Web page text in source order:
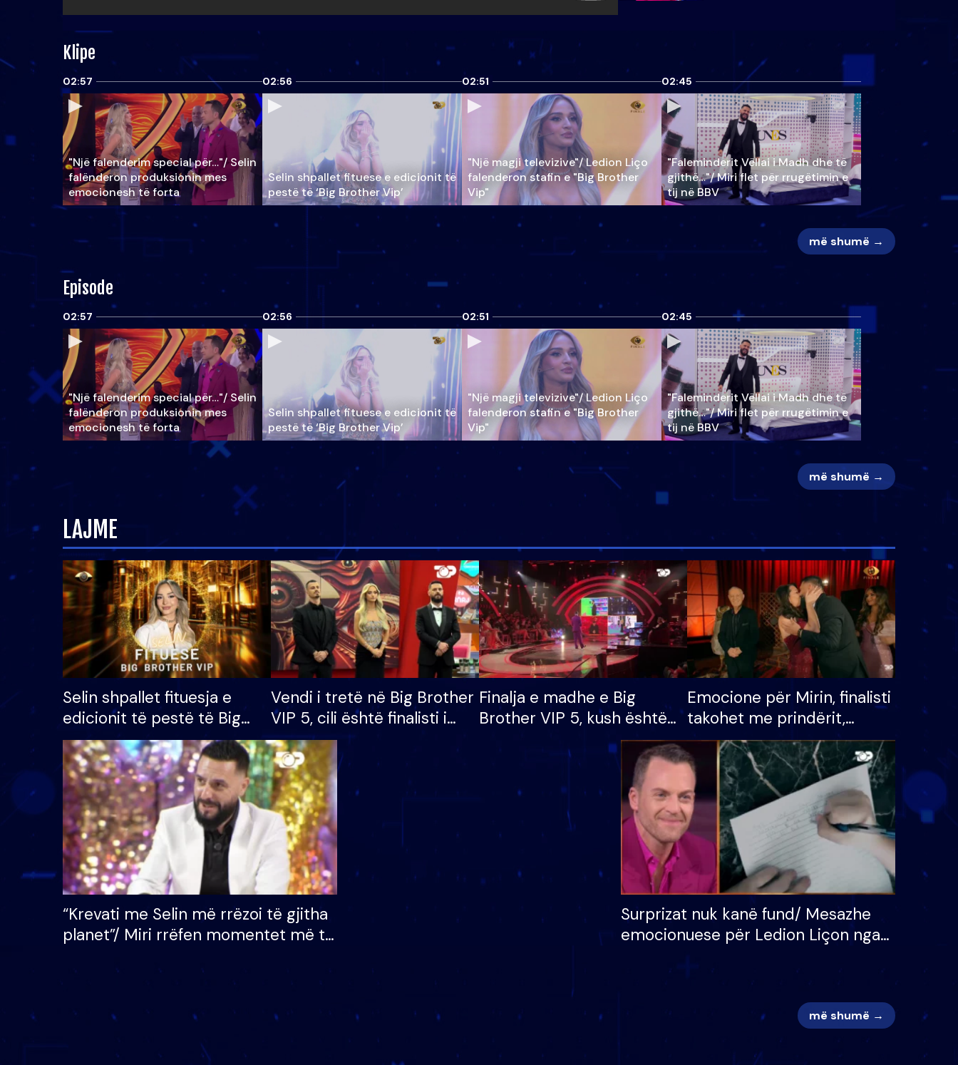
Klipe
02:57
"Një falenderim special për…"/ Selin
falënderon produksionin mes
emocionesh të forta
02:56
Selin shpallet fituese e edicionit të
pestë të ‘Big Brother Vip’
02:51
"Një magji televizive"/ Ledion Liço
falenderon stafin e "Big Brother
Vip"
02:45
"Faleminderit Vëllai i Madh dhe të
gjithë…"/ Miri flet për rrugëtimin e
tij në BBV
më shumë →
Episode
02:57
"Një falenderim special për…"/ Selin
falënderon produksionin mes
emocionesh të forta
02:56
Selin shpallet fituese e edicionit të
pestë të ‘Big Brother Vip’
02:51
"Një magji televizive"/ Ledion Liço
falenderon stafin e "Big Brother
Vip"
02:45
"Faleminderit Vëllai i Madh dhe të
gjithë…"/ Miri flet për rrugëtimin e
tij në BBV
më shumë →
LAJME
Selin shpallet fituesja e
edicionit të pestë të Big
Brother VIP, rrëmben
çmimin e madh prej 100
mijë eurosh
Vendi i tretë në Big Brother
VIP 5, cili është finalisti i
radhës që lë shtëpinë
Finalja e madhe e Big
Brother VIP 5, kush është
banori i parë që lë shtëpinë
dhe humb mundësinë për
të fituar çmimin e madh
Emocione për Mirin, finalisti
takohet me prindërit,
vajzën dhe bashkëshorten:
S’kemi ndonjë letër divorci
apo jo?
“Krevati me Selin më rrëzoi të gjitha
planet”/ Miri rrëfen momentet më të
mungojë zilja e mëngjesit kur…
Surprizat nuk kanë fund/ Mesazhe
emocionuese për Ledion Liçon nga
më shumë →